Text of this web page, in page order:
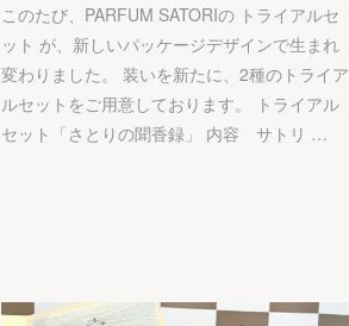
このたび、PARFUM SATORIの トライアルセ
ット が、新しいパッケージデザインで生まれ
変わりました。 装いを新たに、2種のトライア
ルセットをご用意しております。 トライアル
セット「さとりの聞香録」 内容 サトリ …